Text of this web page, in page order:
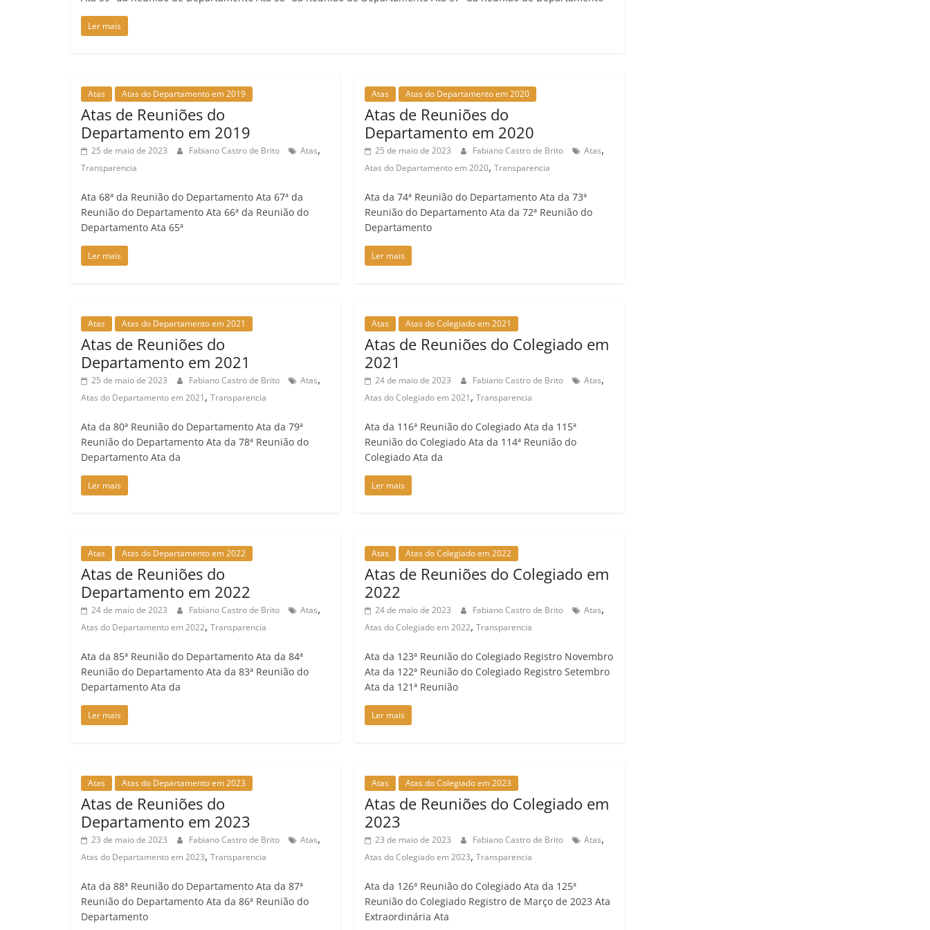
Ler mais
Atas Atas do Departamento em 2019
Atas de Reuniões do
Departamento em 2019
25 de maio de 2023 Fabiano Castro de Brito Atas,
Transparencia
Ata 68ª da Reunião do Departamento Ata 67ª da
Reunião do Departamento Ata 66ª da Reunião do
Departamento Ata 65ª
Ler mais
Atas Atas do Departamento em 2020
Atas de Reuniões do
Departamento em 2020
25 de maio de 2023 Fabiano Castro de Brito Atas,
Atas do Departamento em 2020,Transparencia
Ata da 74ª Reunião do Departamento Ata da 73ª
Reunião do Departamento Ata da 72ª Reunião do
Departamento
Ler mais
Atas Atas do Departamento em 2021
Atas de Reuniões do
Departamento em 2021
25 de maio de 2023 Fabiano Castro de Brito Atas,
Atas do Departamento em 2021, Transparencia
Ata da 80ª Reunião do Departamento Ata da 79ª
Reunião do Departamento Ata da 78ª Reunião do
Departamento Ata da
Ler mais
Atas Atas do Colegiado em 2021
Atas de Reuniões do Colegiado em
2021
24 de maio de 2023 Fabiano Castro de Brito Atas,
Atas do Colegiado em 2021,Transparencia
Ata da 116ª Reunião do Colegiado Ata da 115ª
Reunião do Colegiado Ata da 114ª Reunião do
Colegiado Ata da
Ler mais
Atas Atas do Departamento em 2022
Atas de Reuniões do
Departamento em 2022
24 de maio de 2023 Fabiano Castro de Brito Atas,
Atas do Departamento em 2022, Transparencia
Ata da 85ª Reunião do Departamento Ata da 84ª
Reunião do Departamento Ata da 83ª Reunião do
Departamento Ata da
Ler mais
Atas Atas do Colegiado em 2022
Atas de Reuniões do Colegiado em
2022
24 de maio de 2023 Fabiano Castro de Brito Atas,
Atas do Colegiado em 2022,Transparencia
Ata da 123ª Reunião do Colegiado Registro Novembro
Ata da 122ª Reunião do Colegiado Registro Setembro
Ata da 121ª Reunião
Ler mais
Atas Atas do Departamento em 2023
Atas de Reuniões do
Departamento em 2023
23 de maio de 2023 Fabiano Castro de Brito Atas,
Atas do Departamento em 2023, Transparencia
Ata da 88ª Reunião do Departamento Ata da 87ª
Reunião do Departamento Ata da 86ª Reunião do
Departamento
Atas Atas do Colegiado em 2023
Atas de Reuniões do Colegiado em
2023
23 de maio de 2023 Fabiano Castro de Brito Atas,
Atas do Colegiado em 2023,Transparencia
Ata da 126ª Reunião do Colegiado Ata da 125ª
Reunião do Colegiado Registro de Março de 2023 Ata
Extraordinária Ata